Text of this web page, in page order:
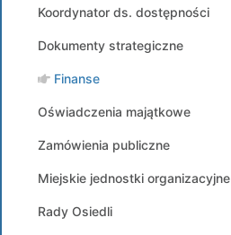
Koordynator ds. dostępności
Dokumenty strategiczne
Finanse
Oświadczenia majątkowe
Zamówienia publiczne
Miejskie jednostki organizacyjne
Rady Osiedli